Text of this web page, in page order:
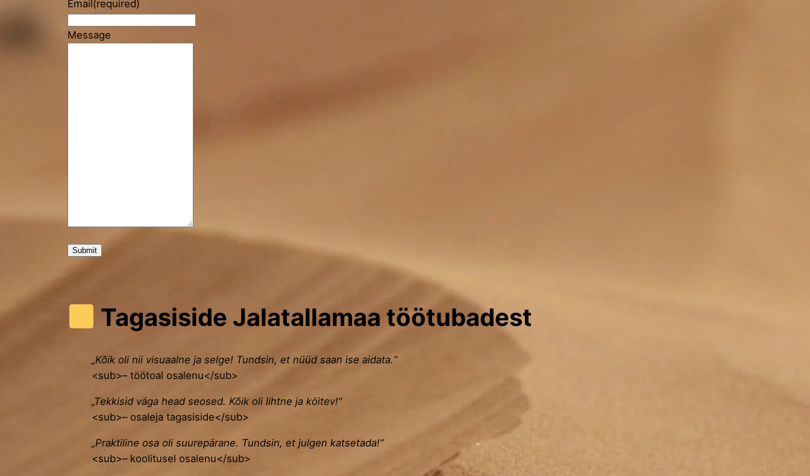
Email(required)
Message
Submit
Tagasiside Jalatallamaa töötubadest
„Kõik oli nii visuaalne ja selge! Tundsin, et nüüd saan ise aidata.“
<sub>– töötoal osalenu</sub>
„Tekkisid väga head seosed. Kõik oli lihtne ja köitev!“
<sub>– osaleja tagasiside</sub>
„Praktiline osa oli suurepärane. Tundsin, et julgen katsetada!“
<sub>– koolitusel osalenu</sub>